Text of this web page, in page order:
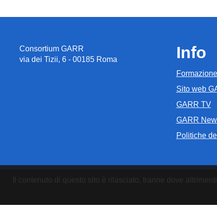
Consortium GARR
via dei Tizii, 6 - 00185 Roma
Info
Sito web
GARR TV
GARR
Politiche
Il contenuto di questo sito è rilasciato, tranne dove